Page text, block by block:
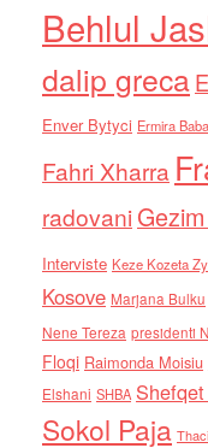
Behlul
dalip greca
Enver Bytyci Ermira
Fahri Xharra
radovani
Interviste Keze Kozeta
Kosove Marjana Bulku
Nene Tereza presidenti
Floqi Raimonda Moisiu
Elshani SHBA
Sokol Paja Thaci